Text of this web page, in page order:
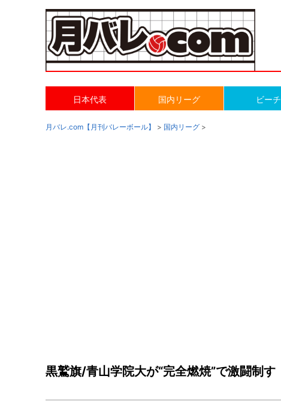
日本代表 国内リーグ ビーチ
月バレ.com【月刊バレーボール】 > 国内リーグ >
黒鷲旗/青山学院大が“完全燃焼”で激闘制す